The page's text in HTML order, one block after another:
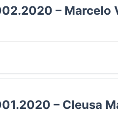
– Marcelo
– Cleusa